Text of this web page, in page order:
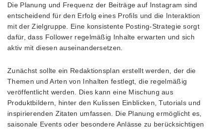
Die Planung und Frequenz der Beiträge auf Instagram sind
entscheidend für den Erfolg eines Profils und die Interaktion
mit der Zielgruppe. Eine konsistente Posting-Strategie sorgt
dafür, dass Follower regelmäßig Inhalte erwarten und sich
aktiv mit diesen auseinandersetzen.
Zunächst sollte ein Redaktionsplan erstellt werden, der die
Themen und Arten von Inhalten festlegt, die regelmäßig
veröffentlicht werden. Dies kann eine Mischung aus
Produktbildern, hinter den Kulissen Einblicken, Tutorials und
inspirierenden Zitaten umfassen. Die Planung ermöglicht es,
saisonale Events oder besondere Anlässe zu berücksichtigen